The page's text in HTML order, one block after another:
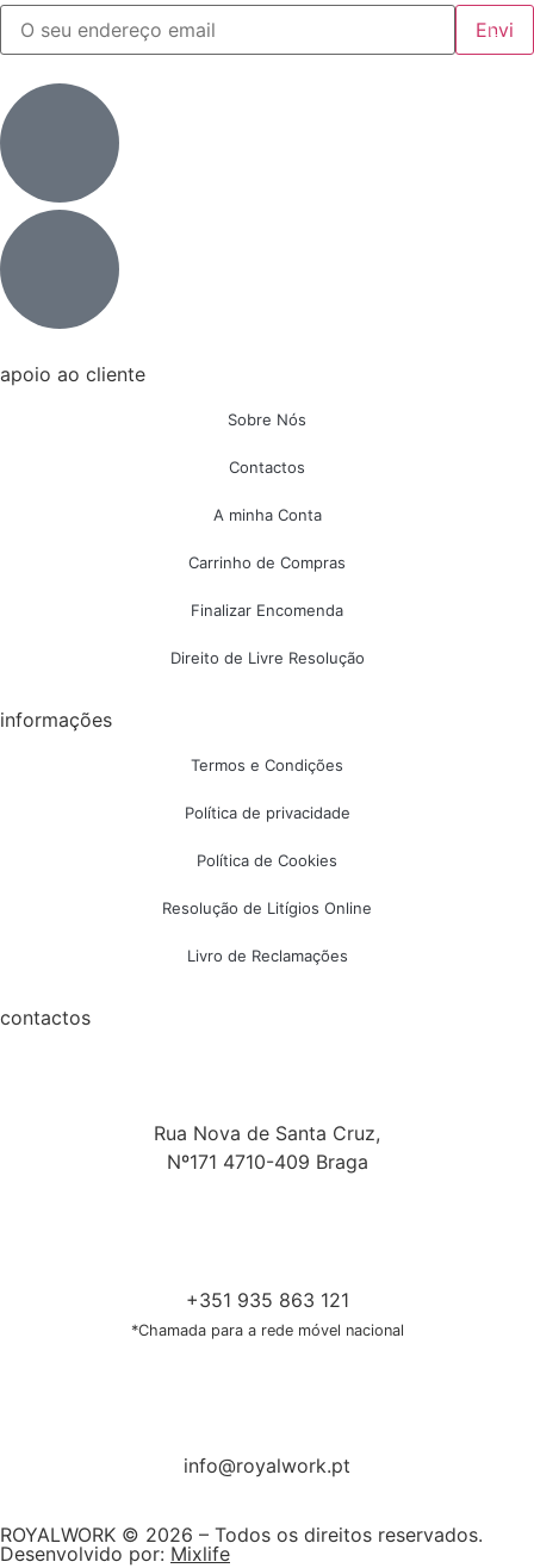
apoio ao cliente
Sobre Nós
Contactos
A minha Conta
Carrinho de Compras
Finalizar Encomenda
Direito de Livre Resolução
informações
Termos e Condições
Política de privacidade
Política de Cookies
Resolução de Litígios Online
Livro de Reclamações
contactos
Rua Nova de Santa Cruz,
Nº171 4710-409 Braga
+351 935 863 121
*Chamada para a rede móvel nacional
info@royalwork.pt
ROYALWORK © 2026 – Todos os direitos reservados.
Desenvolvido por: Mixlife